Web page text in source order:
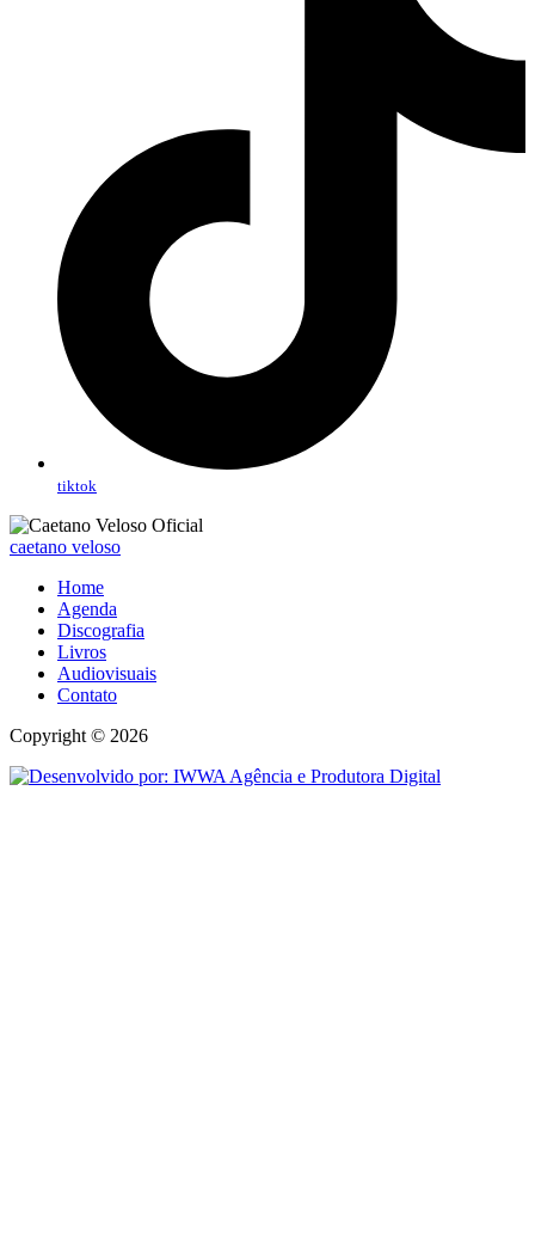
tiktok
caetano veloso
Home
Agenda
Discografia
Livros
Audiovisuais
Contato
Copyright © 2026